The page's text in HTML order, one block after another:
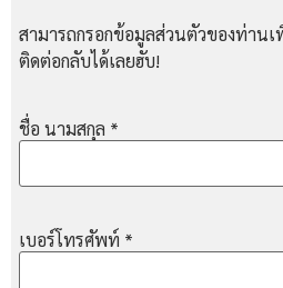
สามารถกรอกข้อมูลส่วนตัวของท่าน
ติดต่อกลับได้เลยฮับ!
ชื่อ นามสกุล *
เบอร์โทรศัพท์ *